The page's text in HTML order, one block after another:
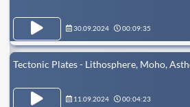
30.09.2024 00:09:35
Tectonic Plates - Lithosphere, Moho,
11.09.2024 00:04:23